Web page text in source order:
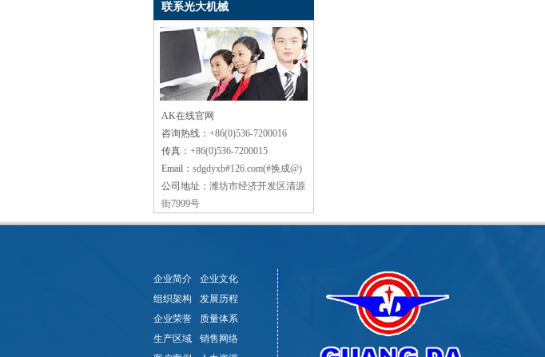
联系光大机械
AK在线官网
咨询热线： +86(0)536-7200016
传真： +86(0)536-7200015
Email： sdgdyxb#126.com(#换成@)
公司地址： 潍坊市经济开发区清源
街7999号
企业简介
企业文化
组织架构
发展历程
企业荣誉
质量体系
生产区域
销售网络